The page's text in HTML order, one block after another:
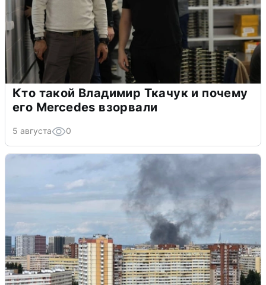
Кто такой Владимир Ткачук и почему
его Mercedes взорвали
5 августа 0